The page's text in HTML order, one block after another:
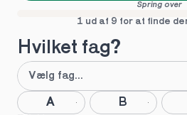
Spring over
1 ud af 9 for at finde
Hvilket fag?
A B